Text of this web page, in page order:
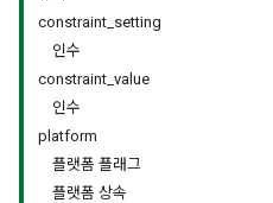
constraint_setting
인수
constraint_value
인수
platform
플랫폼 플래그
플랫폼 상속